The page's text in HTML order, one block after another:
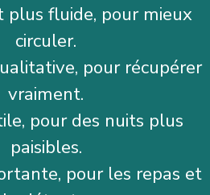
plus fluide, pour mieux
circuler.
pour récupérer
vraiment.
pour des nuits plus
paisibles.
pour les repas et